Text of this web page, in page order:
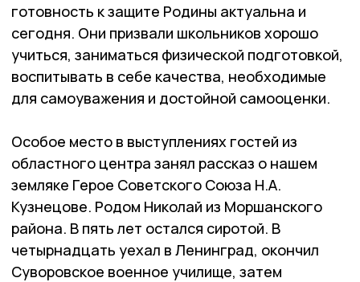
готовность к защите Ро­дины актуальна и
сегодня. Они призвали школьников хо­рошо
учиться, заниматься фи­зической подготовкой,
воспитывать в себе качества, не­обходимые
для самоуважения и достойной самооценки.
Особое место в выступлениях гостей из
областного центра занял рассказ о нашем
земляке Герое Советского Союза Н.А.
Кузнецове. Родом Николай из Моршанского
района. В пять лет остался сиротой. В
четырнадцать уехал в Ленинград, окончил
Суво­ров­ское военное училище, затем